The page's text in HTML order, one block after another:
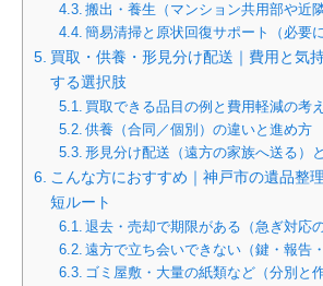
搬出・養生（マンション共用部や近
簡易清掃と原状回復サポート（必要
買取・供養・形見分け配送｜費用と気
する選択肢
買取できる品目の例と費用軽減の考
供養（合同／個別）の違いと進め方
形見分け配送（遠方の家族へ送る）
こんな方におすすめ｜神戸市の遺品整
短ルート
退去・売却で期限がある（急ぎ対応
遠方で立ち会いできない（鍵・報告
ゴミ屋敷・大量の紙類など（分別と